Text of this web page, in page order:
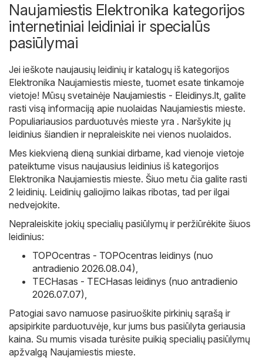
Naujamiestis Elektronika kategorijos
internetiniai leidiniai ir specialūs
pasiūlymai
Jei ieškote naujausių leidinių ir katalogų iš kategorijos
Elektronika Naujamiestis mieste, tuomet esate tinkamoje
vietoje! Mūsų svetainėje Naujamiestis - Eleidinys.lt, galite
rasti visą informaciją apie nuolaidas Naujamiestis mieste.
Populiariausios parduotuvės mieste yra . Naršykite jų
leidinius šiandien ir nepraleiskite nei vienos nuolaidos.
Mes kiekvieną dieną sunkiai dirbame, kad vienoje vietoje
pateiktume visus naujausius leidinius iš kategorijos
Elektronika Naujamiestis mieste. Šiuo metu čia galite rasti
2 leidinių. Leidinių galiojimo laikas ribotas, tad per ilgai
nedvejokite.
Nepraleiskite jokių specialių pasiūlymų ir peržiūrėkite šiuos
leidinius:
TOPOcentras - TOPOcentras leidinys (nuo
antradienio 2026.08.04),
TECHasas - TECHasas leidinys (nuo antradienio
2026.07.07),
Patogiai savo namuose pasiruoškite pirkinių sąrašą ir
apsipirkite parduotuvėje, kur jums bus pasiūlyta geriausia
kaina. Su mumis visada turėsite puikią specialių pasiūlymų
apžvalgą Naujamiestis mieste.